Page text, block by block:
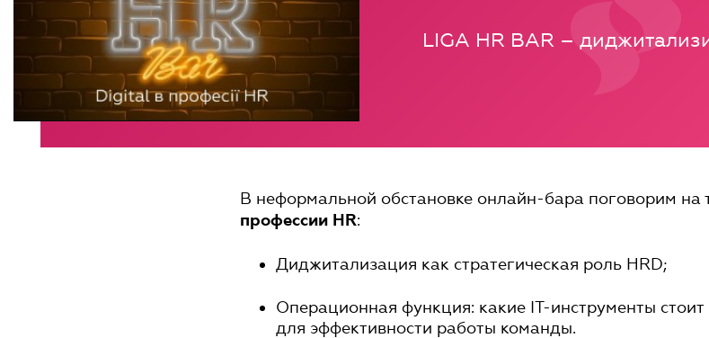
LIGA HR BAR –
В неформальной обстановке онлайн-бара поговорим на
профессии HR:
Диджитализация как стратегическая роль HRD;
Операционная функция: какие ІТ-инструменты стоит
для эффективности работы команды.